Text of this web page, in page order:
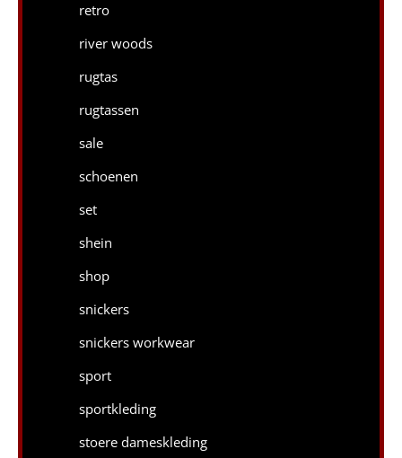
retro
river woods
rugtas
rugtassen
sale
schoenen
set
shein
shop
snickers
snickers workwear
sport
sportkleding
stoere dameskleding